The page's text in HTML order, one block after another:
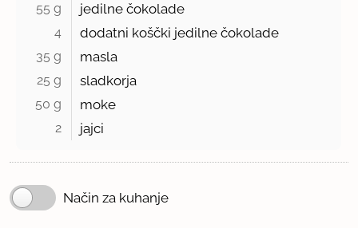
55 g jedilne čokolade
4 dodatni koščki jedilne čokolade
35 g masla
25 g sladkorja
50 g moke
2 jajci
Način za kuhanje